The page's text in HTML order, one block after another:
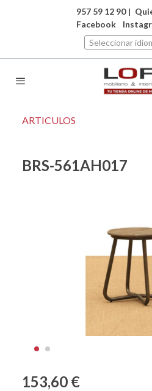
957 59 12 90 |
Facebook
Seleccionar
ARTICULOS
BRS-561AH017
153,60 €